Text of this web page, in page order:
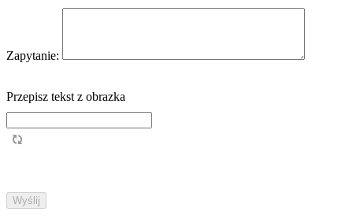
Zapytanie:
Przepisz tekst z obrazka